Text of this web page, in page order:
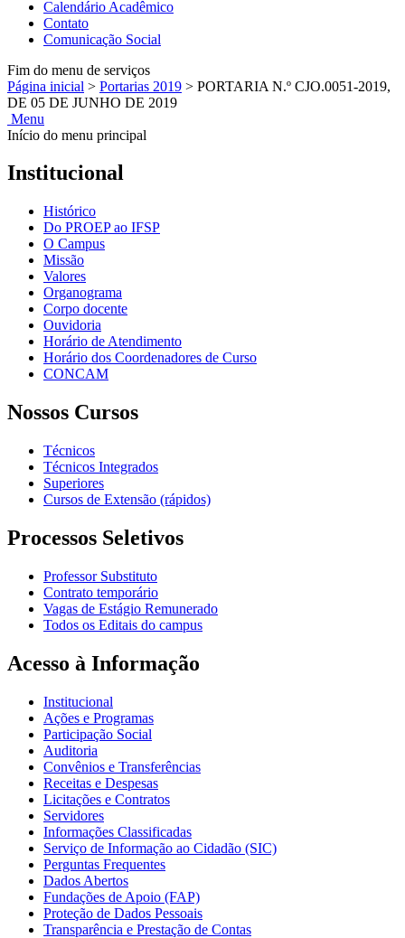
Calendário Acadêmico
Contato
Comunicação Social
Fim do menu de serviços
Página inicial > Portarias 2019 > PORTARIA N.º CJO.0051-2019,
DE 05 DE JUNHO DE 2019
Menu
Início do menu principal
Institucional
Histórico
Do PROEP ao IFSP
O Campus
Missão
Valores
Organograma
Corpo docente
Ouvidoria
Horário de Atendimento
Horário dos Coordenadores de Curso
CONCAM
Nossos Cursos
Técnicos
Técnicos Integrados
Superiores
Cursos de Extensão (rápidos)
Processos Seletivos
Professor Substituto
Contrato temporário
Vagas de Estágio Remunerado
Todos os Editais do campus
Acesso à Informação
Institucional
Ações e Programas
Participação Social
Auditoria
Convênios e Transferências
Receitas e Despesas
Licitações e Contratos
Servidores
Informações Classificadas
Serviço de Informação ao Cidadão (SIC)
Perguntas Frequentes
Dados Abertos
Fundações de Apoio (FAP)
Proteção de Dados Pessoais
Transparência e Prestação de Contas